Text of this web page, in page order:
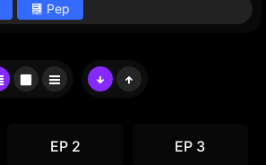
Pep
EP 2 EP 3